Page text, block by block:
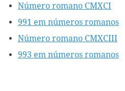
Número romano CMXCI
991 em números romanos
Número romano CMXCIII
993 em números romanos